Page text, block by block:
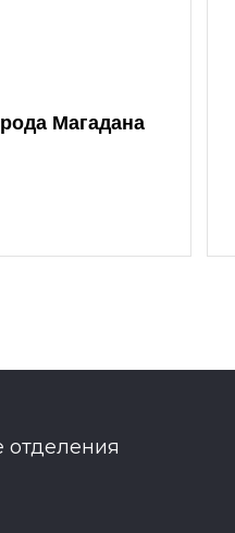
Магадана
отделения